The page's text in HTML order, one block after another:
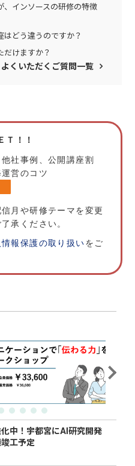
インソースの研修の特徴
どう違うのですか？
だけますか？
よくいただくご質問一覧
Ｔ！！
社事例、公開講座割
営のコツ
月や研修テーマを変更
承ください。
報保護の取り扱いをご
中！宇都宮にAI研究開発
工予定